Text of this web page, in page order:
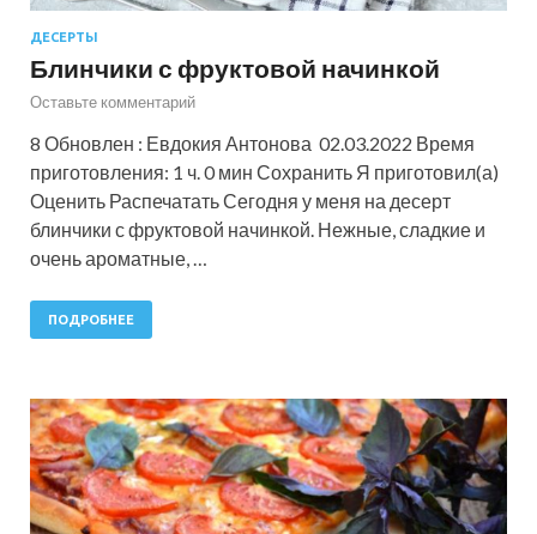
ДЕСЕРТЫ
Блинчики с фруктовой начинкой
Оставьте комментарий
8 Обновлен : Евдокия Антонова 02.03.2022 Время
приготовления: 1 ч. 0 мин Сохранить Я приготовил(а)
Оценить Распечатать Сегодня у меня на десерт
блинчики с фруктовой начинкой. Нежные, сладкие и
очень ароматные, …
ПОДРОБНЕЕ